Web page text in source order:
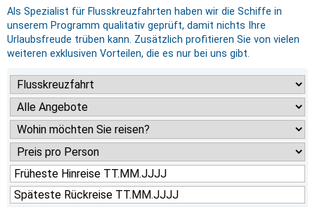
Als Spezialist für Flusskreuzfahrten haben wir die Schiffe in
unserem Programm qualitativ geprüft, damit nichts Ihre
Urlaubsfreude trüben kann. Zusätzlich profitieren Sie von vielen
weiteren exklusiven Vorteilen, die es nur bei uns gibt.